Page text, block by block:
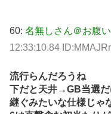
60: 名無しさん＠お腹い
12:33:10.84
流行らんだろうね
下だと天井→GB当選だ
継ぐみたいな仕様じゃ